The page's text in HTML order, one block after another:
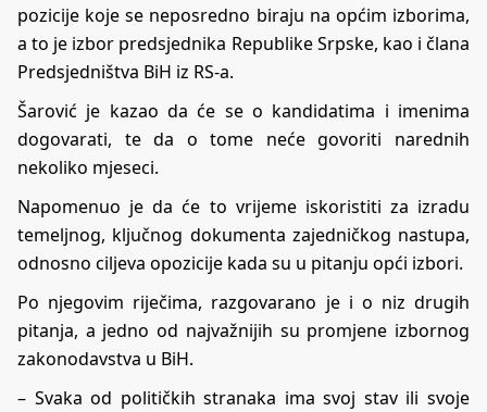
pozicije koje se neposredno biraju na općim izborima,
a to je izbor predsjednika Republike Srpske, kao i člana
Predsjedništva BiH iz RS-a.
Šarović je kazao da će se o kandidatima i imenima
dogovarati, te da o tome neće govoriti narednih
nekoliko mjeseci.
Napomenuo je da će to vrijeme iskoristiti za izradu
temeljnog, ključnog dokumenta zajedničkog nastupa,
odnosno ciljeva opozicije kada su u pitanju opći izbori.
Po njegovim riječima, razgovarano je i o niz drugih
pitanja, a jedno od najvažnijih su promjene izbornog
zakonodavstva u BiH.
– Svaka od političkih stranaka ima svoj stav ili svoje